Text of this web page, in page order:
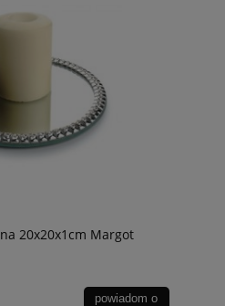
20x20x1cm Margot
powiadom o